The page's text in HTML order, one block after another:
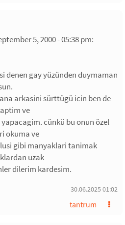
5, 2000 - 05:38 pm:
denen gay yüzünden duymaman
arkasini sürttügü icin ben de
ve
cünkü bu onun özel
okuma ve
gibi manyaklari tanimak
uzak
dilerim kardesim.
30.06.2025 01:02
tantrum